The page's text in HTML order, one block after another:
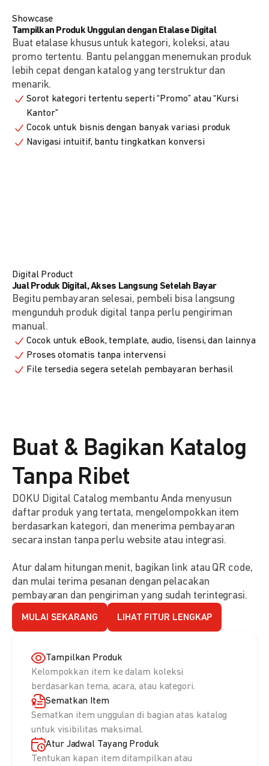
Showcase
Tampilkan Produk Unggulan dengan Etalase Digital
Buat etalase khusus untuk kategori, koleksi, atau
promo tertentu. Bantu pelanggan menemukan produk
lebih cepat dengan katalog yang terstruktur dan
menarik.
Sorot kategori tertentu seperti “Promo” atau “Kursi
Kantor”
Cocok untuk bisnis dengan banyak variasi produk
Navigasi intuitif, bantu tingkatkan konversi
Digital Product
Jual Produk Digital, Akses Langsung Setelah Bayar
Begitu pembayaran selesai, pembeli bisa langsung
mengunduh produk digital tanpa perlu pengiriman
manual.
Cocok untuk eBook, template, audio, lisensi, dan lainnya
Proses otomatis tanpa intervensi
File tersedia segera setelah pembayaran berhasil
Buat & Bagikan Katalog
Tanpa Ribet
DOKU Digital Catalog membantu Anda menyusun
daftar produk yang tertata, mengelompokkan item
berdasarkan kategori, dan menerima pembayaran
secara instan tanpa perlu website atau integrasi.
Atur dalam hitungan menit, bagikan link atau QR code,
dan mulai terima pesanan dengan pelacakan
pembayaran dan pengiriman yang sudah terintegrasi.
MULAI SEKARANG LIHAT FITUR LENGKAP
Tampilkan Produk
Kelompokkan item ke dalam koleksi
berdasarkan tema, acara, atau kategori.
Sematkan Item
Sematkan item unggulan di bagian atas katalog
untuk visibilitas maksimal.
Atur Jadwal Tayang Produk
Tentukan kapan item ditampilkan atau